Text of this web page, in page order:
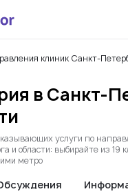
клиник Санкт-
в Санкт-
услуги по
и области: выбирайте из 19
метро